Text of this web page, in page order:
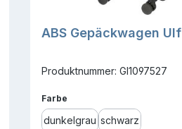
ABS Gepäckwagen Ulf
Produktnummer: GI1097527
Farbeauswählen
dunkelgrau schwarz